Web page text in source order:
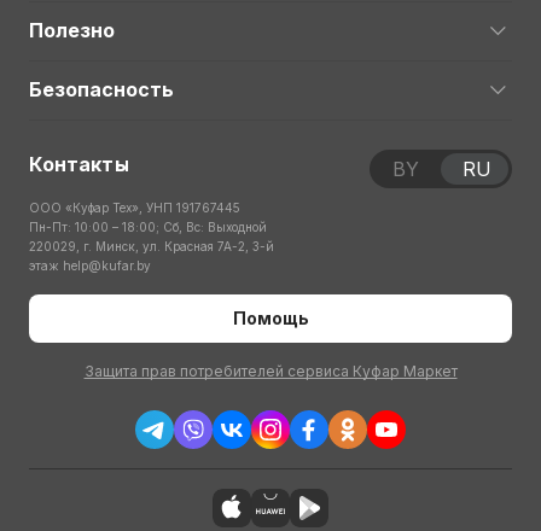
Полезно
Безопасность
Контакты
ООО «Куфар Тех», УНП 191767445
Пн-Пт: 10:00 – 18:00; Сб, Вс: Выходной
220029, г. Минск, ул. Красная 7А-2, 3-й
этаж help@kufar.by
Помощь
Защита прав потребителей сервиса Куфар Маркет
BY RU